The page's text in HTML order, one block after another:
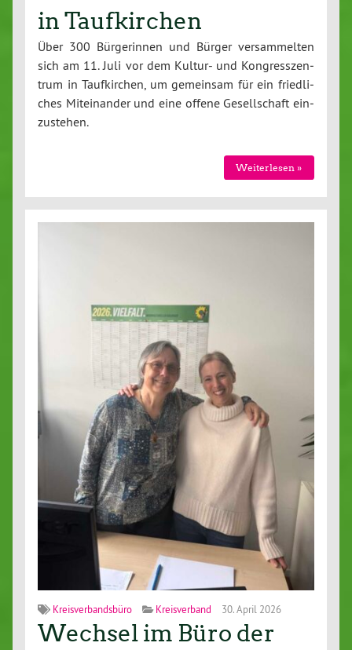
in Taufkirchen
Über 300 Bür­ge­rin­nen und Bürger ver­sam­mel­ten
sich am 11. Juli vor dem Kultur- und Kon­gress­zen­
trum in Tauf­kir­chen, um gemeinsam für ein fried­li­
ches Mit­ein­an­der und eine offene Ge­sell­schaft ein­
zu­ste­hen.
Wei­ter­le­sen »
Kreisverbandsbüro Kreisverband 30. April 2026
Wechsel im Büro der